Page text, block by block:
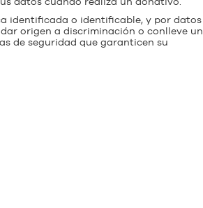
datos cuando realiza un donativo.
identificada o identificable, y por datos
origen a discriminación o conlleve un
de seguridad que garanticen su